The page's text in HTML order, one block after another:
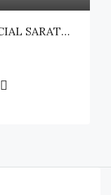
CASAS EN VENTA EN RESIDENCIAL SARATOGA EN ZONA RELIZ